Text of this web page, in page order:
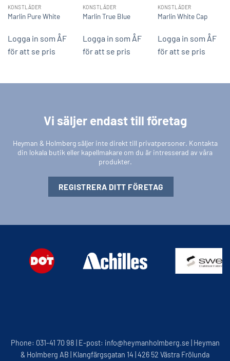
KONSTLÄDER
Marlin Pure White
Logga in som ÅF
för att se pris
KONSTLÄDER
Marlin True Blue
Logga in som ÅF
för att se pris
KONSTLÄDER
Marlin White Cap
Logga in som ÅF
för att se pris
Vi säljer endast till företag
Heyman & Holmberg säljer inte direkt till privatpersoner. Kontakta
din lokala butik eller kapellmakare om du är intresserad av våra
produkter.
REGISTRERA DITT FÖRETAG
Phone: 031-41 70 98 | E-post: info@heymanholmberg.se | Heyman
& Holmberg AB | Klangfärgsgatan 14 | 426 52 Västra Frölunda